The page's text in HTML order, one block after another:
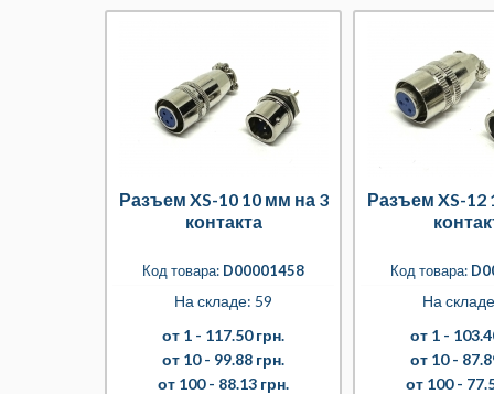
Разъем XS-10 10 мм на 3
контакта
Код товара: D00001458
На складе: 59
от 1 - 117.50 грн.
от 10 - 99.88 грн.
от 100 - 88.13 грн.
Разъем XS-12
Код товара:
На
от 1 -
от 10 -
от 100 -